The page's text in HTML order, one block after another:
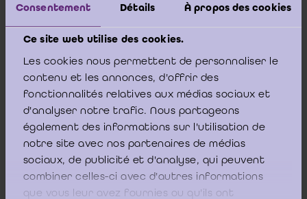
Consentement Détails À propos des cookies
Ce site web utilise des cookies.
Les cookies nous permettent de personnaliser le
contenu et les annonces, d'offrir des
fonctionnalités relatives aux médias sociaux et
d'analyser notre trafic. Nous partageons
également des informations sur l'utilisation de
notre site avec nos partenaires de médias
sociaux, de publicité et d'analyse, qui peuvent
combiner celles-ci avec d'autres informations
que vous leur avez fournies ou qu'ils ont
een verslag op te stellen in het kader van artikel 220 van het
Wetboek van vennootschappen, indien hij in het bovenvermeld
openbaar register niet is ingeschreven.
______________________________
Disclaimer:Hoewel het Informatiecentrum voor het